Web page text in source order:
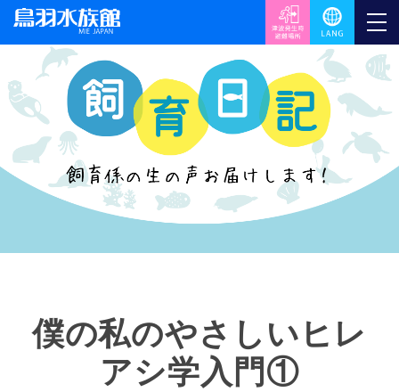
僕の私のやさしいヒレ
アシ学入門①